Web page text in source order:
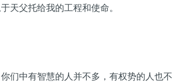
天父托给我的工程和使命。
们中有智慧的人并不多，有权势的人也不